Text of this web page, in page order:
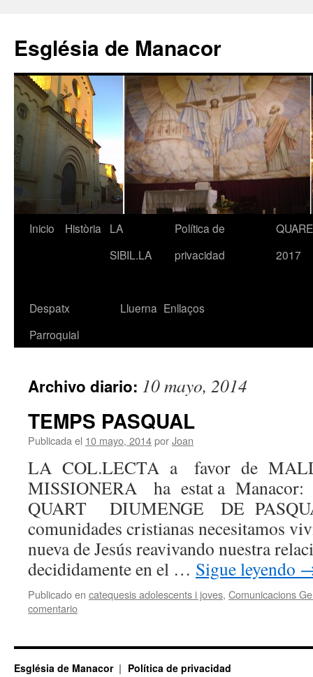
contenido
Església de Manacor
Inicio Història
LA
SIBIL.LA
Política de
privacidad
2017
Despatx
Parroquial
Lluerna Enllaços
Archivo diario: 10 mayo, 2014
TEMPS PASQUAL
Publicada el 10 mayo, 2014porJoan
LA COL.LECTA a favor de
MISSIONERA ha estat a
QUART DIUMENGE DE
comunidades cristianas necesitamos
nueva de Jesús reavivando nuestra
decididamente en el … Sigue leyendo
Publicado en catequesis adolescents i joves, Comunicacions
comentario
Església de Manacor Política de privacidad